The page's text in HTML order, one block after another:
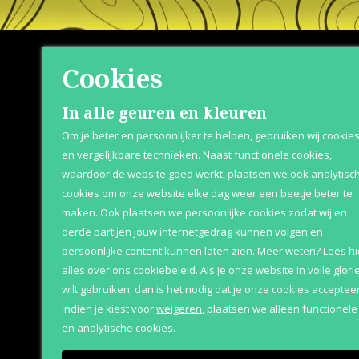
Shop
Herenparfum
Damesparfum
Merken
Geschenksets
Aanbiedingen
Over
Retourneren
Bezorging
Cookies
In alle geuren en kleuren
Om je beter en persoonlijker te helpen, gebruiken wij cookies
en vergelijkbare technieken. Naast functionele cookies,
waardoor de website goed werkt, plaatsen we ook
cookies om onze website elke dag weer een beetje beter te
maken. Ook plaatsen we persoonlijke cookies zodat wij en
derde partijen jouw internetgedrag kunnen volgen en
persoonlijke content kunnen laten zien. Meer weten?Lees
alles over ons cookiebeleid. Als je onze website in volle glorie
wilt gebruiken, dan is het nodig dat je onze cookies
Indien je kiest voorweigeren,plaatsen we alleen functionele
en analytische cookies.